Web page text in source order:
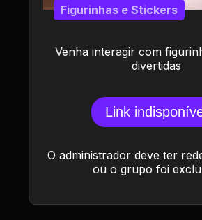
Venha interagir com
divertidas
Figurinhas e Stickers
Link
O administrador deve ter
ou o grupo foi